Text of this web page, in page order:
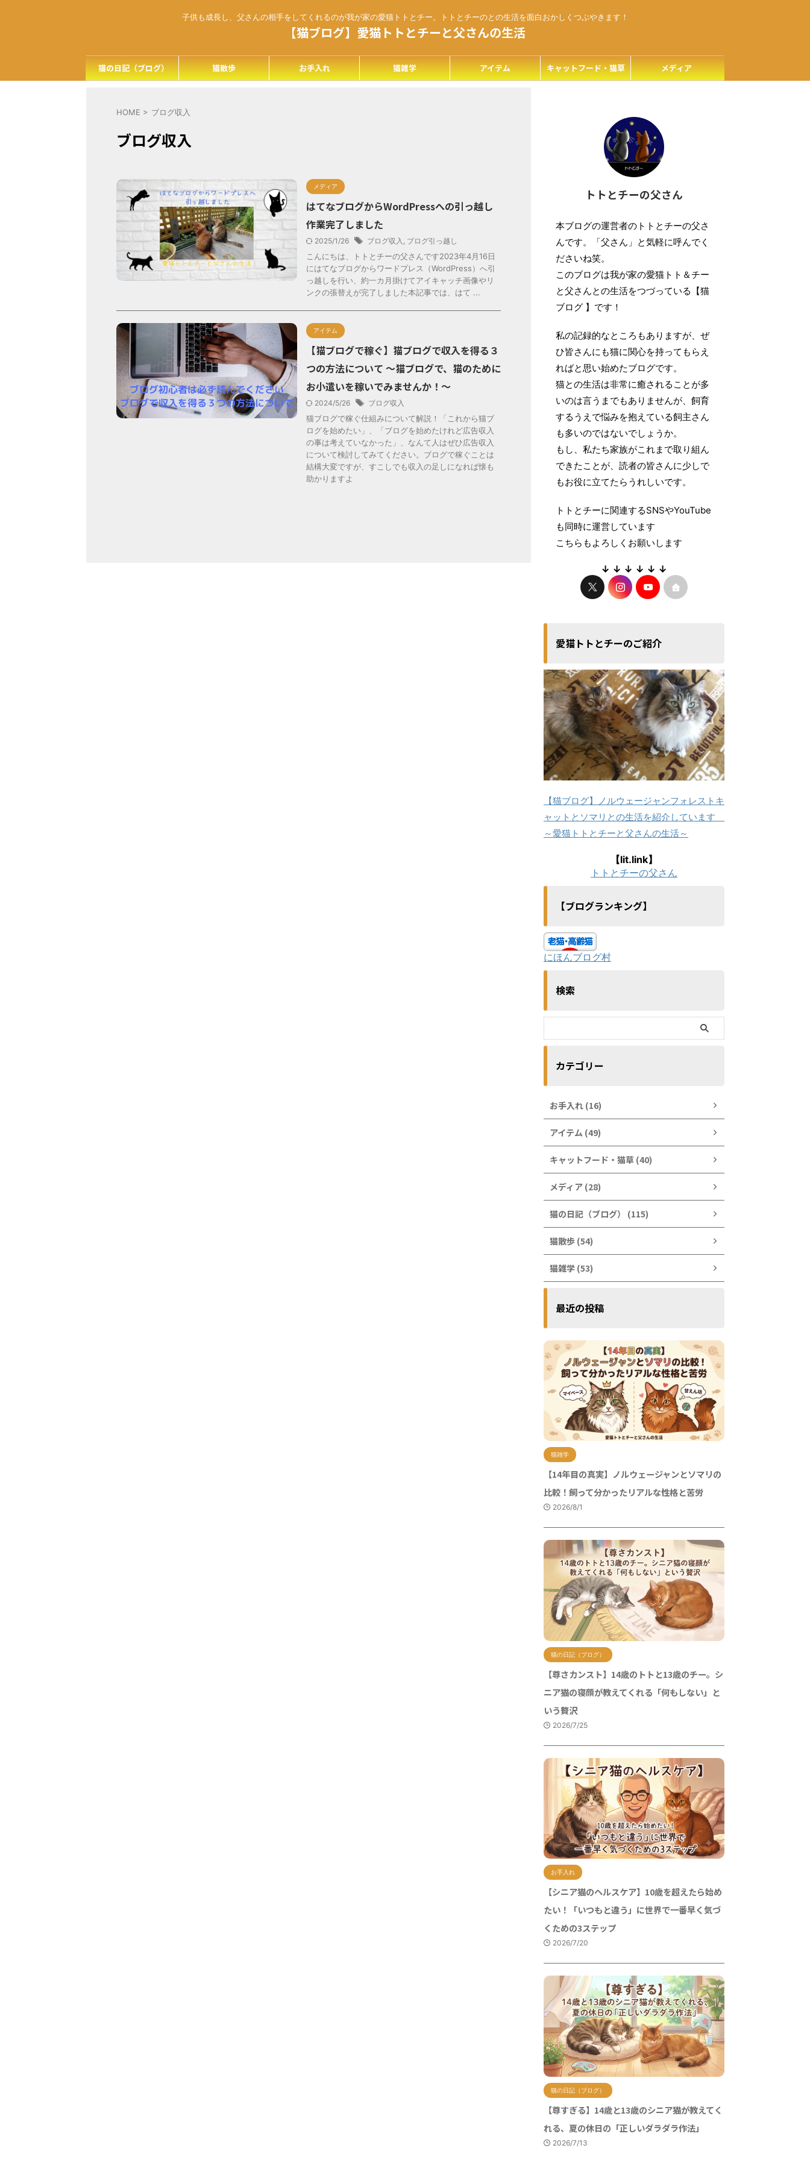
子供も成長し、父さんの相手をしてくれるのが我が家の愛猫トトとチー。トトとチーのとの生活を面白おかしくつぶやきます！
【猫ブログ】愛猫トトとチーと父さんの生活
猫の日記（ブログ） 猫散歩 お手入れ 猫雑学 アイテム キャットフード・猫草 メディア
HOME > ブログ収入
ブログ収入
メディア
はてなブログからWordPressへの引っ越し
作業完了しました
2025/1/26 ブログ収入 , ブログ引っ越し
こんにちは、トトとチーの父さんです2023年4月16日
にはてなブログからワードプレス（WordPress）へ引
っ越しを行い、約一カ月掛けてアイキャッチ画像やリ
ンクの張替えが完了しました本記事では、はて ...
アイテム
【猫ブログで稼ぐ】猫ブログで収入を得る３
つの方法について ～猫ブログで、猫のために
お小遣いを稼いでみませんか！～
2024/5/26 ブログ収入
猫ブログで稼ぐ仕組みについて解説！「これから猫ブ
ログを始めたい」、「ブログを始めたけれど広告収入
の事は考えていなかった」、なんて人はぜひ広告収入
について検討してみてください。ブログで稼ぐことは
結構大変ですが、すこしでも収入の足しになれば懐も
助かりますよ
トトとチーの父さん
本ブログの運営者のトトとチーの父さ
んです。「父さん」と気軽に呼んでく
ださいね笑。
このブログは我が家の愛猫トト＆チー
と父さんとの生活をつづっている【猫
ブログ 】です！
私の記録的なところもありますが、ぜ
ひ皆さんにも猫に関心を持ってもらえ
ればと思い始めたブログです。
猫との生活は非常に癒されることが多
いのは言うまでもありませんが、飼育
するうえで悩みを抱えている飼主さん
も多いのではないでしょうか。
もし、私たち家族がこれまで取り組ん
できたことが、読者の皆さんに少しで
もお役に立てたらうれしいです。
トトとチーに関連するSNSやYouTube
も同時に運営しています
こちらもよろしくお願いします
↓ ↓ ↓ ↓ ↓ ↓
愛猫トトとチーのご紹介
【猫ブログ】ノルウェージャンフォレストキ
ャットとソマリとの生活を紹介しています
～愛猫トトとチーと父さんの生活～
【lit.link】
トトとチーの父さん
【ブログランキング】
にほんブログ村
検索
カテゴリー
お手入れ (16)
アイテム (49)
キャットフード・猫草 (40)
メディア (28)
猫の日記（ブログ） (115)
猫散歩 (54)
猫雑学 (53)
最近の投稿
猫雑学
【14年目の真実】ノルウェージャンとソマリの
比較！飼って分かったリアルな性格と苦労
2026/8/1
猫の日記（ブログ）
【尊さカンスト】14歳のトトと13歳のチー。シ
ニア猫の寝顔が教えてくれる「何もしない」と
いう贅沢
2026/7/25
お手入れ
【シニア猫のヘルスケア】10歳を超えたら始め
たい！「いつもと違う」に世界で一番早く気づ
くための3ステップ
2026/7/20
猫の日記（ブログ）
【尊すぎる】14歳と13歳のシニア猫が教えてく
れる、夏の休日の「正しいダラダラ作法」
2026/7/13